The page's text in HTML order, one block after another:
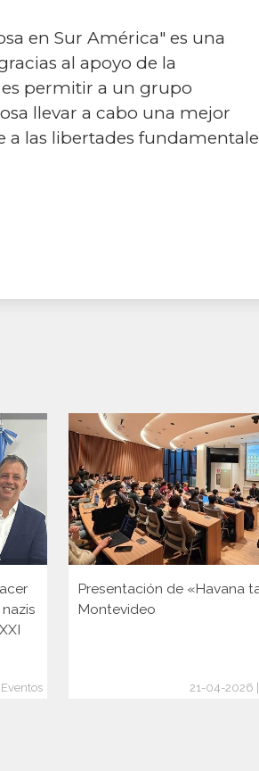
en Sur América" es una
al apoyo de la
es permitir a un grupo
llevar a cabo una mejor
las libertades
Presentación de «Havana
Montevideo
21-04-2026